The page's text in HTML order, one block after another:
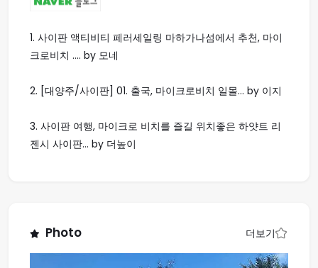
1. 사이판 액티비티 페러세일링 마하가나섬에서 추천, 마이
크로비치 .... by 모네
2. [대양주/사이판] 01. 출국, 마이크로비치 일몰... by 이지
3. 사이판 여행, 마이크로 비치를 즐길 위치좋은 하얏트 리
젠시 사이판... by 더높이
Photo 더보기